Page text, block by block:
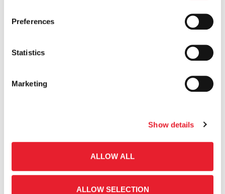
Preferences
Statistics
Marketing
Show details
ALLOW ALL
ALLOW SELECTION
Γνώση της Αγγλικής Γλώσσας
Προσανατολισμός στην Εξυπηρέτηση
του Πελάτη
Ικανότητα διαχείρισης κρίσεων και
δύσκολων καταστάσεων